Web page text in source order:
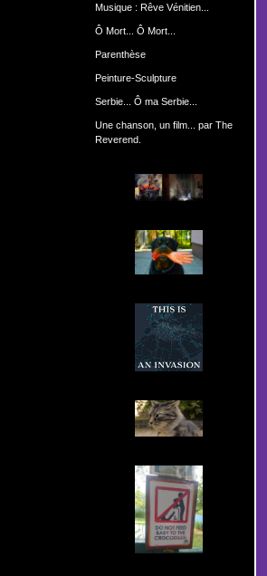
Musique : Rêve Vénitien...
Ô Mort... Ô Mort...
Parenthèse
Peinture-Sculpture
Serbie... Ô ma Serbie...
Une chanson, un film... par The
Reverend.